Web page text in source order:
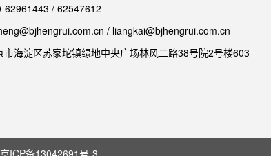
62961443 / 62547612
/ liangkai@bjhengrui.com.cn
市海淀区苏家坨镇绿地中央广场林风二路38号院2号楼603
京ICP备13042691号-3